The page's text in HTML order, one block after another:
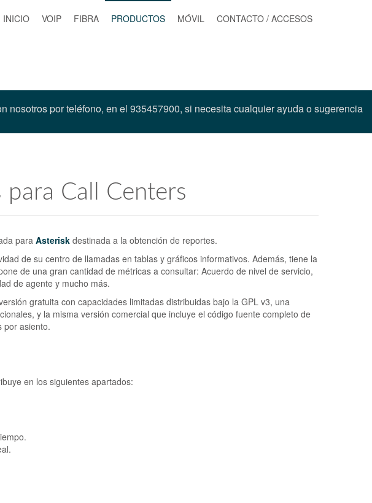
INICIO VOIP FIBRA PRODUCTOS MÓVIL CONTACTO / ACCESOS
nosotros por teléfono, en el 935457900, si necesita cualquier ayuda o sugerencia
Call Centers
para Asterisk destinada a la obtención de reportes.
de su centro de llamadas en tablas y gráficos informativos. Además, tiene la
de una gran cantidad de métricas a consultar: Acuerdo de nivel de servicio,
de agente y mucho más.
gratuita con capacidades limitadas distribuidas bajo la GPL v3, una
y la misma versión comercial que incluye el código fuente completo de
por asiento.
en los siguientes apartados: